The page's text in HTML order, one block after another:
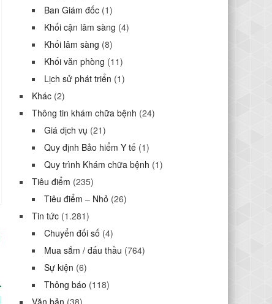
Ban Giám đốc (1)
Khối cận lâm sàng (4)
Khối lâm sàng (8)
Khối văn phòng (11)
Lịch sử phát triển (1)
Khác (2)
Thông tin khám chữa bệnh (24)
Giá dịch vụ (21)
Quy định Bảo hiểm Y tế (1)
Quy trình Khám chữa bệnh (1)
Tiêu điểm (235)
Tiêu điểm – Nhỏ (26)
Tin tức (1.281)
Chuyển đối số (4)
Mua sắm / đấu thầu (764)
Sự kiện (6)
Thông báo (118)